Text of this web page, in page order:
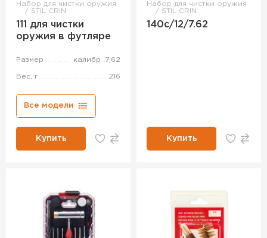
Набор для чистки оружия
STIL CRIN
111 для чистки
оружия в футляре
Размер калибр .7,62
Вес, г 216
Все модели
Купить
Набор для чистки оружия
STIL CRIN
140c/12/7.62
Купить